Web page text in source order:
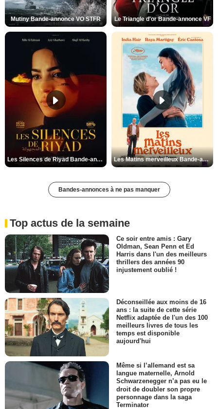
Mutiny Bande-annonce VO STFR Le Triangle d'or Bande-annonce VF
Les Silences de Riyad Bande-annonce VO STFR Les Matins merveilleux Bande-annonce VF
Bandes-annonces à ne pas manquer
Top actus de la semaine
Ce soir entre amis : Gary
Oldman, Sean Penn et Ed
Harris dans l'un des meilleurs
thrillers des années 90
injustement oublié !
Déconseillée aux moins de 16
ans : la suite de cette série
Netflix adaptée de l'un des 100
meilleurs livres de tous les
temps est disponible
aujourd'hui
Même si l’allemand est sa
langue maternelle, Arnold
Schwarzenegger n’a pas eu le
droit de doubler son propre
personnage dans la saga
Terminator